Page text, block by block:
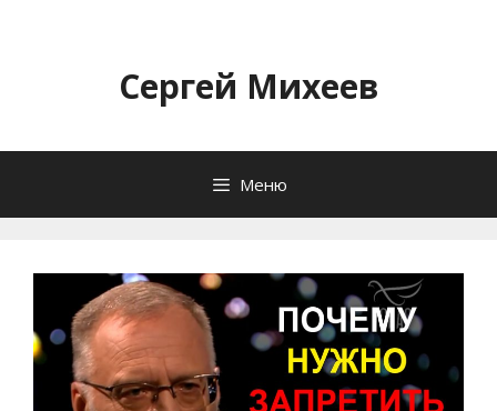
содержимомуСергей Михеев
Меню